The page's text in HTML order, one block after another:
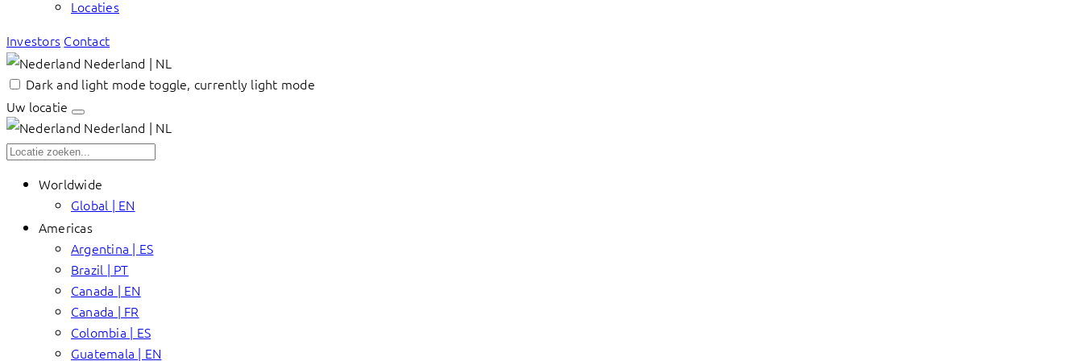
Locaties
Investors Contact
Nederland | NL
Dark and light mode toggle, currently light mode
Uw locatie
Nederland | NL
Worldwide
Global | EN
Americas
Argentina | ES
Brazil | PT
Canada | EN
Canada | FR
Colombia | ES
Guatemala | EN